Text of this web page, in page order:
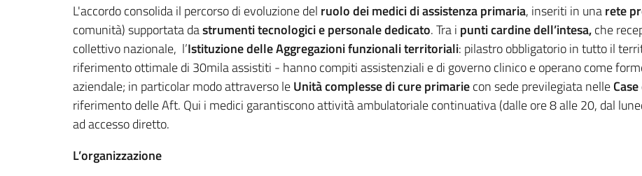
L'accordo consolida il percorso di evoluzione del ruolo dei medici di assistenza primaria, inseriti in unarete
comunità) supportata dastrumenti tecnologici e personale dedicato. Tra i punti cardine dell’intesa,che
collettivo nazionale, l’Istituzione delle Aggregazioni funzionali territoriali: pilastro obbligatorio in tutto il
riferimento ottimale di 30mila assistiti - hanno compiti assistenziali e di governo clinico e operano come
aziendale; in particolar modo attraverso leUnità complesse di cure primariecon sede previlegiata nelle
riferimento delle Aft. Qui i medici garantiscono attività ambulatoriale continuativa (dalle ore 8 alle 20, dal
ad accesso diretto.
L’organizzazione